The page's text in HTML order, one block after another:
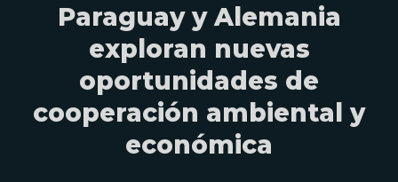
Paraguay y Alemania
exploran nuevas
oportunidades de
cooperación ambiental y
económica